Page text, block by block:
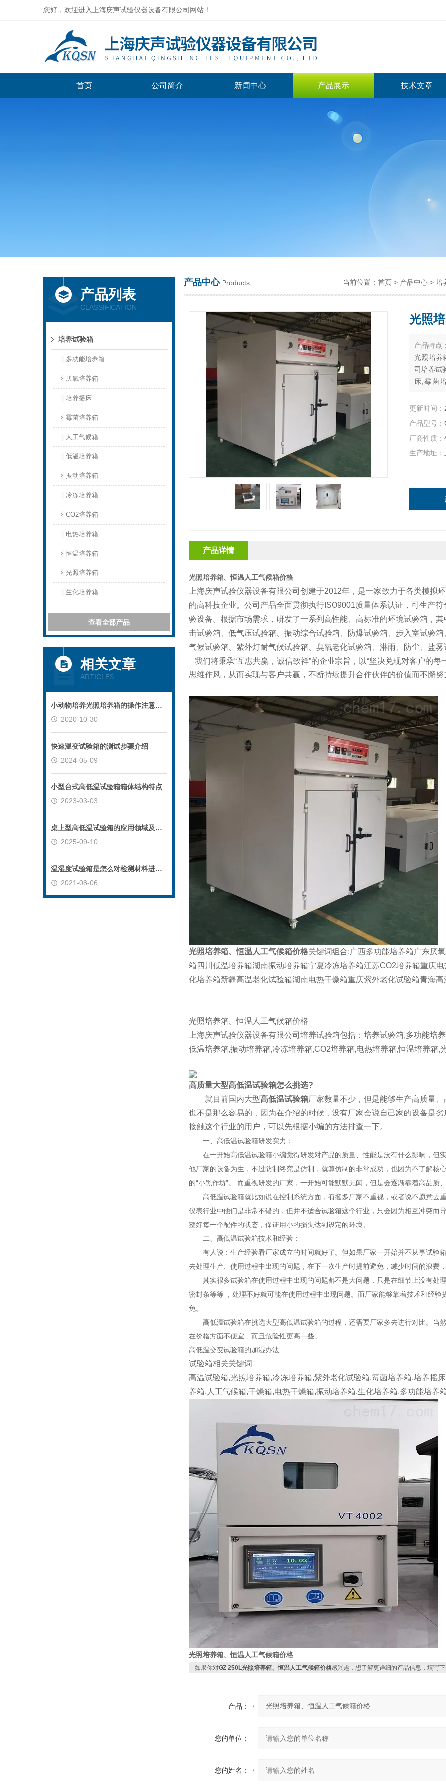
您好，欢迎进入上海庆声试验仪器设备有限公司网站！
首页 公司简介 新闻中心 产品展示 技术文章
产品列表
CLASSIFICATION
培养试验箱
多功能培养箱
厌氧培养箱
培养摇床
霉菌培养箱
人工气候箱
低温培养箱
振动培养箱
冷冻培养箱
CO2培养箱
电热培养箱
恒温培养箱
光照培养箱
生化培养箱
查看全部产品
相关文章
ARTICLES
小动物培养光照培养箱的操作注意事项
2020-10-30
快速温变试验箱的测试步骤介绍
2024-05-09
小型台式高低温试验箱箱体结构特点
2023-03-03
桌上型高低温试验箱的应用领域及使用注意事项
2025-09-10
温湿度试验箱是怎么对检测材料进行加湿的？
2021-08-06
产品中心 Products 当前位置： 首页 > 产品中心 > 培
光照
产品特点
光照培养
司培养试
床,霉菌
更新时间：
产品型号：
厂商性质：
生产地址：
产品详情
光照培养箱、恒温人工气候箱价格
上海庆声试验仪器设备有限公司创建于2012年，是一家致力于各类模拟
的高科技企业。公司产品全面贯彻执行ISO9001质量体系认证，可生产
验设备。根据市场需求，研发了一系列高性能、高标准的环境试验箱，
击试验箱、低气压试验箱、振动综合试验箱、防爆试验箱、步入室试验
气候试验箱、紫外灯耐气候试验箱、臭氧老化试验箱、淋雨、防尘、盐
我们将秉承“互惠共赢，诚信致祥”的企业宗旨，以“坚决兑现对客户的
思维作风，从而实现与客户共赢，不断持续提升合作伙伴的价值而不懈努
光照培养箱、恒温人工气候箱价格关键词组合:广西多功能培养箱广东厌
箱四川低温培养箱湖南振动培养箱宁夏冷冻培养箱江苏CO2培养箱重庆
化培养箱新疆高温老化试验箱湖南电热干燥箱重庆紫外老化试验箱青海
光照培养箱、恒温人工气候箱价格
上海庆声试验仪器设备有限公司培养试验箱包括：培养试验箱,多功能培
低温培养箱,振动培养箱,冷冻培养箱,CO2培养箱,电热培养箱,恒温培养箱,
高质量大型高低温试验箱怎么挑选?
就目前国内大型高低温试验箱厂家数量不少，但是能够生产高质量
也不是那么容易的，因为在介绍的时候，没有厂家会说自己家的设备是
接触这个行业的用户，可以先根据小编的方法排查一下。
一、高低温试验箱研发实力：
在一开始高低温试验箱小编觉得研发对产品的质量、性能是没有什么影响，但
他厂家的设备为生，不过防制终究是仿制，就算仿制的非常成功，也因为不了解核
的“小黑作坊”。 而重视研发的厂家，一开始可能默默无闻，但是会逐渐靠着高品质
高低温试验箱就比如说在控制系统方面，有挺多厂家不重视，或者说不愿意去
仪表行业中他们是非常不错的，但并不适合试验箱这个行业，只会因为相互冲突而
整好每一个配件的状态，保证用小的损失达到设定的环境。
二、高低温试验箱技术和经验：
有人说：生产经验看厂家成立的时间就好了。但如果厂家一开始并不从事试验
去处理生产、使用过程中出现的问题，在下一次生产时提前避免，减少时间的浪费
其实很多试验箱在使用过程中出现的问题都不是大问题，只是在细节上没有处
密封条等等 ，处理不好就可能在使用过程中出现问题。而厂家能够靠着技术和经
免。
高低温试验箱在挑选大型高低温试验箱的过程，还需要厂家多去进行对比。当
在价格方面不便宜，而且危险性更高一些。
高低温交变试验箱的加湿办法
试验箱相关关键词
高温试验箱,光照培养箱,冷冻培养箱,紫外老化试验箱,霉菌培养箱,培养摇
养箱,人工气候箱,干燥箱,电热干燥箱,振动培养箱,生化培养箱,多功能培养
光照培养箱、恒温人工气候箱价格
如果你对GZ 250L光照培养箱、恒温人工气候箱价格感兴趣，想了解更详细的产品信息，填写
产品：
您的单位：
您的姓名：